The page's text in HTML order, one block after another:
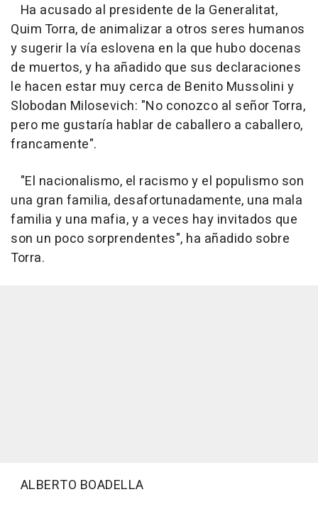
Ha acusado al presidente de la Generalitat,
Quim Torra, de animalizar a otros seres humanos
y sugerir la vía eslovena en la que hubo docenas
de muertos, y ha añadido que sus declaraciones
le hacen estar muy cerca de Benito Mussolini y
Slobodan Milosevich: "No conozco al señor Torra,
pero me gustaría hablar de caballero a caballero,
francamente".
"El nacionalismo, el racismo y el populismo son
una gran familia, desafortunadamente, una mala
familia y una mafia, y a veces hay invitados que
son un poco sorprendentes", ha añadido sobre
Torra.
ALBERTO BOADELLA